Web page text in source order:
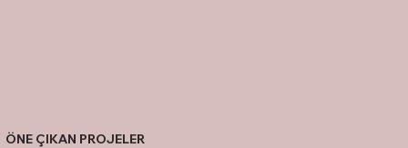
ÖNE ÇIKAN PROJELER